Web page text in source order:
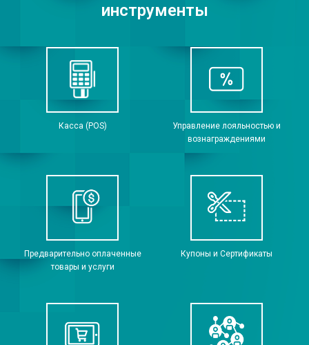
инструменты
Касса (POS)
Управление лояльностью и
вознаграждениями
Предварительно оплаченные
товары и услуги
Купоны и Сертификаты